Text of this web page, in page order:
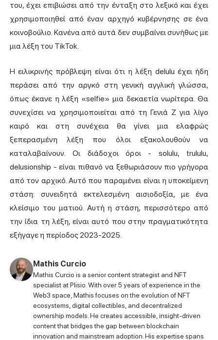
του, έχει επιβιώσει από την ένταξη στο λεξικό και έχει
χρησιμοποιηθεί από έναν αρχηγό κυβέρνησης σε ένα
κοινοβούλιο. Κανένα από αυτά δεν συμβαίνει συνήθως με
μια λέξη του TikTok.
Η ειλικρινής πρόβλεψη είναι ότι η λέξη delulu έχει ήδη
περάσει από την αργκό στη γενική αγγλική γλώσσα,
όπως έκανε η λέξη «selfie» μια δεκαετία νωρίτερα. Θα
συνεχίσει να χρησιμοποιείται από τη Γενιά Ζ για λίγο
καιρό και στη συνέχεια θα γίνει μια ελαφρώς
ξεπερασμένη λέξη που όλοι εξακολουθούν να
καταλαβαίνουν. Οι διάδοχοι όροι - solulu, trululu,
delusionship - είναι πιθανό να ξεθωριάσουν πιο γρήγορα
από τον αρχικό. Αυτό που παραμένει είναι η υποκείμενη
στάση: συνειδητά εκτελεσμένη αισιοδοξία, με ένα
κλείσιμο του ματιού. Αυτή η στάση, περισσότερο από
την ίδια τη λέξη, είναι αυτό που στην πραγματικότητα
εξήγαγε η περίοδος 2023-2025.
Mathis Curcio
Mathis Curcio is a senior content strategist and NFT
specialist at Plisio. With over 5 years of experience in the
Web3 space, Mathis focuses on the evolution of NFT
ecosystems, digital collectibles, and decentralized
ownership models. He creates accessible, insight-driven
content that bridges the gap between blockchain
innovation and mainstream adoption. His expertise spans